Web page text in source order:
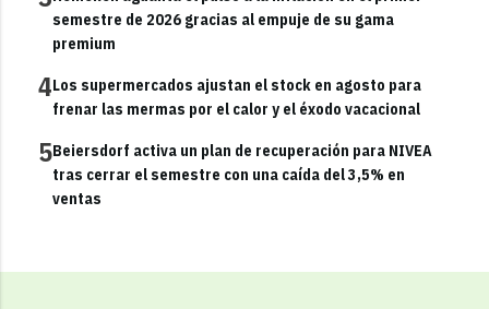
semestre de 2026 gracias al empuje de su gama
premium
4Los supermercados ajustan el stock en agosto para
frenar las mermas por el calor y el éxodo vacacional
5Beiersdorf activa un plan de recuperación para NIVEA
tras cerrar el semestre con una caída del 3,5% en
ventas